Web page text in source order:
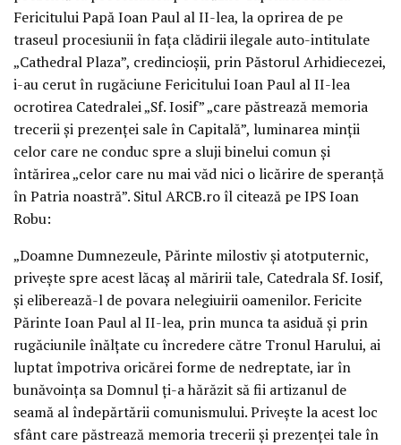
Fericitului Papă Ioan Paul al II-lea, la oprirea de pe
traseul procesiunii în faţa clădirii ilegale auto-intitulate
„Cathedral Plaza”, credincioşii, prin Păstorul Arhidiecezei,
i-au cerut în rugăciune Fericitului Ioan Paul al II-lea
ocrotirea Catedralei „Sf. Iosif” „care păstrează memoria
trecerii şi prezenţei sale în Capitală”, luminarea minţii
celor care ne conduc spre a sluji binelui comun şi
întărirea „celor care nu mai văd nici o licărire de speranţă
în Patria noastră”. Situl ARCB.ro îl citează pe IPS Ioan
Robu:
„Doamne Dumnezeule, Părinte milostiv şi atotputernic,
priveşte spre acest lăcaş al măririi tale, Catedrala Sf. Iosif,
şi eliberează-l de povara nelegiuirii oamenilor. Fericite
Părinte Ioan Paul al II-lea, prin munca ta asiduă şi prin
rugăciunile înălţate cu încredere către Tronul Harului, ai
luptat împotriva oricărei forme de nedreptate, iar în
bunăvoinţa sa Domnul ţi-a hărăzit să fii artizanul de
seamă al îndepărtării comunismului. Priveşte la acest loc
sfânt care păstrează memoria trecerii şi prezenţei tale în